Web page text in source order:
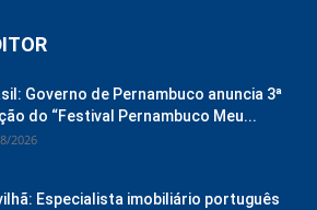
Governo de Pernambuco anuncia 3ª
do “Festival Pernambuco Meu...
2026
Especialista imobiliário português